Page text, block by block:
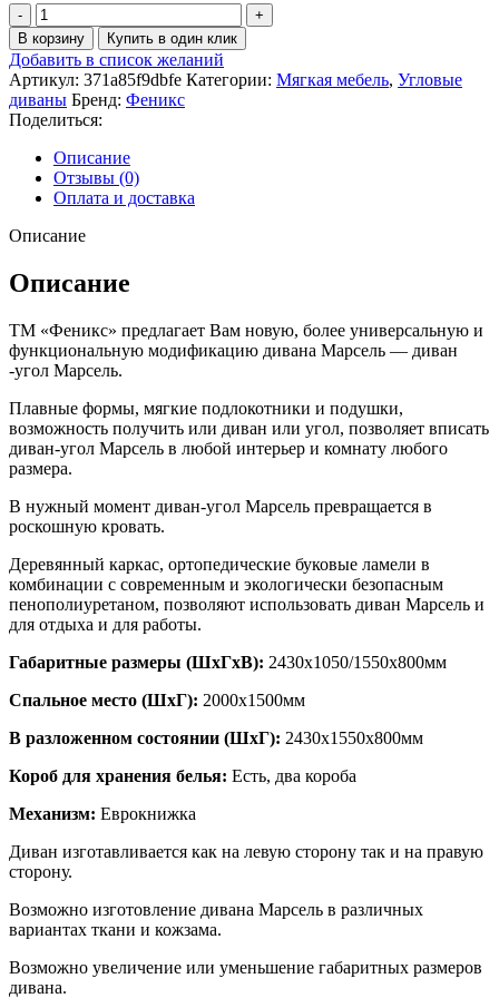
Количество
товара
Диван
угловой
Марсель
В корзину Купить в один клик
Добавить в список желаний
Артикул: 371a85f9dbfe Категории: Мягкая мебель, Угловые
диваны Бренд: Феникс
Поделиться:
Описание
Отзывы (0)
Оплата и доставка
Описание
Описание
ТМ «Феникс» предлагает Вам новую, более универсальную и
функциональную модификацию дивана Марсель — диван
-угол Марсель.
Плавные формы, мягкие подлокотники и подушки,
возможность получить или диван или угол, позволяет вписать
диван-угол Марсель в любой интерьер и комнату любого
размера.
В нужный момент диван-угол Марсель превращается в
роскошную кровать.
Деревянный каркас, ортопедические буковые ламели в
комбинации с современным и экологически безопасным
пенополиуретаном, позволяют использовать диван Марсель и
для отдыха и для работы.
Габаритные размеры (ШхГхВ): 2430х1050/1550х800мм
Спальное место (ШхГ): 2000х1500мм
В разложенном состоянии (ШхГ): 2430х1550х800мм
Короб для хранения белья: Есть, два короба
Механизм: Еврокнижка
Диван изготавливается как на левую сторону так и на правую
сторону.
Возможно изготовление дивана Марсель в различных
вариантах ткани и кожзама.
Возможно увеличение или уменьшение габаритных размеров
дивана.